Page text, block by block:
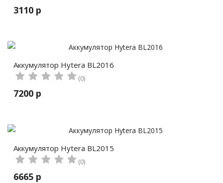
3110 р
Аккумулятор Hytera BL2016
(0)
7200 р
Аккумулятор Hytera BL2015
(0)
6665 р